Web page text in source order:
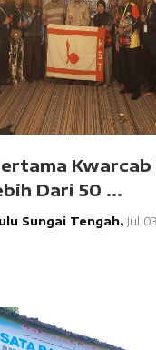
Kwarcab
Dari 50 ...
Sungai Tengah, Jul